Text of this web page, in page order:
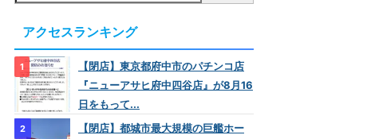
アクセスランキング
【閉店】東京都府中市のパチンコ店
『ニューアサヒ府中四谷店』が8月16
日をもって...
【閉店】都城市最大規模の巨艦ホー